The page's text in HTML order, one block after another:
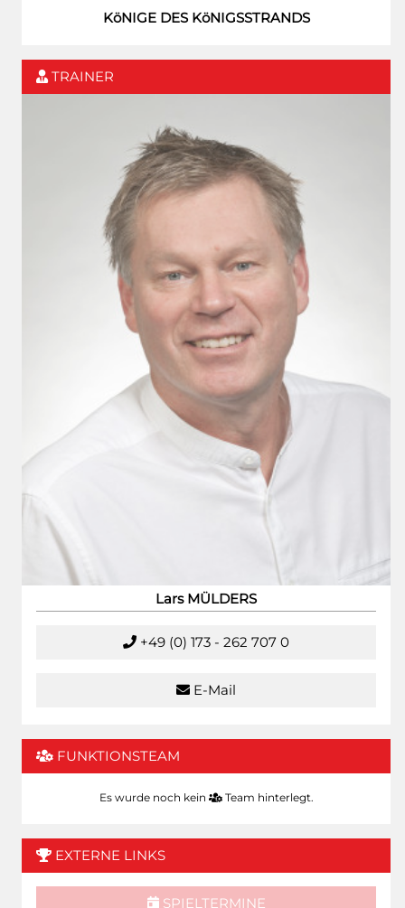
KöNIGE DES KöNIGSSTRANDS
TRAINER
Lars MÜLDERS
+49 (0) 173 - 262 707 0
E-Mail
FUNKTIONSTEAM
Es wurde noch kein Team hinterlegt.
EXTERNE LINKS
SPIELTERMINE